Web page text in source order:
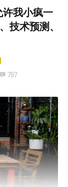
许我小疯一
技术预测、
797